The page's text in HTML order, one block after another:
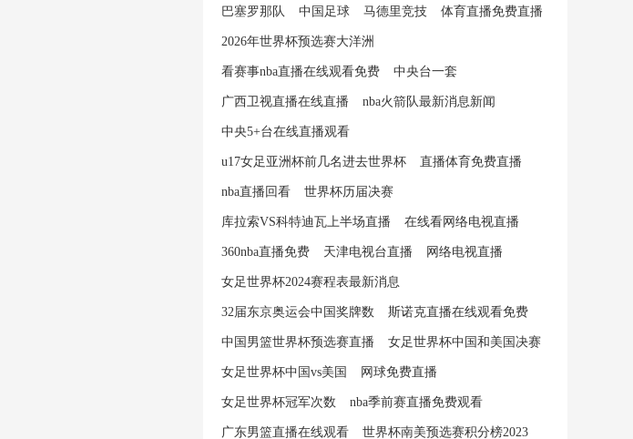
巴塞罗那队 中国足球 马德里竞技 体育直播免费直播
2026年世界杯预选赛大洋洲
看赛事nba直播在线观看免费 中央台一套
广西卫视直播在线直播 nba火箭队最新消息新闻
中央5+台在线直播观看
u17女足亚洲杯前几名进去世界杯 直播体育免费直播
nba直播回看 世界杯历届决赛
库拉索VS科特迪瓦上半场直播 在线看网络电视直播
360nba直播免费 天津电视台直播 网络电视直播
女足世界杯2024赛程表最新消息
32届东京奥运会中国奖牌数 斯诺克直播在线观看免费
中国男篮世界杯预选赛直播 女足世界杯中国和美国决赛
女足世界杯中国vs美国 网球免费直播
女足世界杯冠军次数 nba季前赛直播免费观看
广东男篮直播在线观看 世界杯南美预选赛积分榜2023